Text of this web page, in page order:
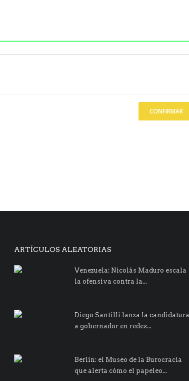
CONFIRMAR
ARTÍCULOS ALEATORIAS
Venezuela: Nicolás Maduro escala
la ofensiva contra la...
Diego Santilli lanza la candidatura
a gobernador en redes...
Berlín: el Museo de la Burocracia
que alerta cómo el papeleo...